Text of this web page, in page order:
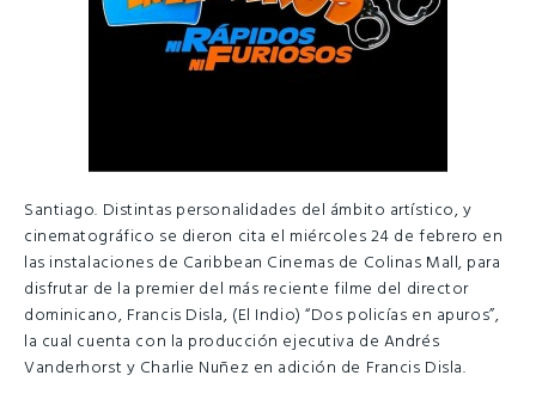
Santiago. Distintas personalidades del ámbito artístico, y
cinematográfico se dieron cita el miércoles 24 de febrero en
las instalaciones de Caribbean Cinemas de Colinas Mall, para
disfrutar de la premier del más reciente filme del director
dominicano, Francis Disla, (El Indio) “Dos policías en apuros”,
la cual cuenta con la producción ejecutiva de Andrés
Vanderhorst y Charlie Nuñez en adición de Francis Disla.